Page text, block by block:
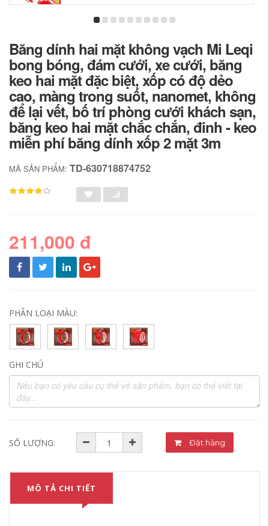
Băng dính hai mặt không vạch Mi Leqi
bong bóng, đám cưới, xe cưới, băng
keo hai mặt đặc biệt, xốp có độ dẻo
cao, màng trong suốt, nanomet, không
để lại vết, bố trí phòng cưới khách sạn,
băng keo hai mặt chắc chắn, đinh - keo
miễn phí băng dính xốp 2 mặt 3m
MÃ SẢN PHẨM: TD-630718874752
211,000 đ
PHÂN LOẠI MÀU:
GHI CHÚ
SỐ LƯỢNG: Đặt hàng
MÔ TẢ CHI TIẾT